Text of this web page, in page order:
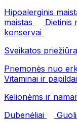
Hipoalerginis
maistas
Dietinis
konservai
Sveikatos priežiūra
Priemonės nuo
Vitaminai ir papildai
Kelionėms ir
Dubenėliai